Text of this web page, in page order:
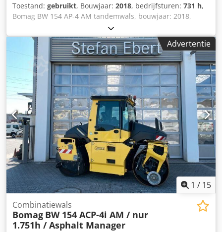
Toestand: gebruikt, Bouwjaar: 2018, bedrijfsturen: 731 h,
Bomag BW 154 AP-4 AM tandemwals, bouwjaar: 2018,
bedrijfsuren: slechts 731 uur, motor: Kubota [55,4 kW/75
pk], Asphalt Manager 2, gewicht: 7.300 kg, gladde trommel,
goede staat, direct inzetbaar, Op aanvraag kunnen wij u
een lease- of financieringsvoorstel doen. De heer Mihm
(tel. ) staat u graag te woord. Meer informatie vindt u op
onze website. Onder voorbehoud van fouten en
tussenverkoop! Dedpfx Ahszq Tzyovowa = Meer informatie
= Neem contact op met Tobias Ebert voor meer informatie.
Advertentie
1 / 15
Combinatiewals
Bomag BW 154 ACP-4i AM / nur
1.751h / Asphalt Manager